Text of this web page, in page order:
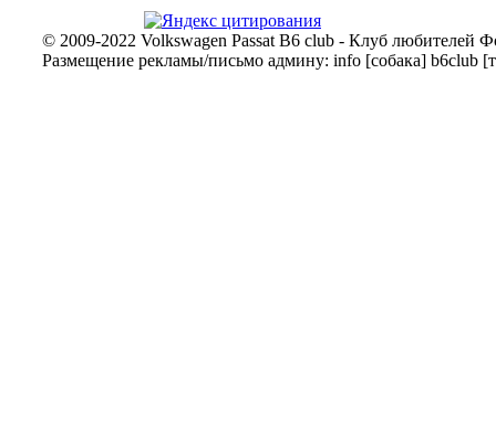
© 2009-2022 Volkswagen Passat B6 club - Клуб любителей
Размещение рекламы/письмо админу: info [собака] b6club